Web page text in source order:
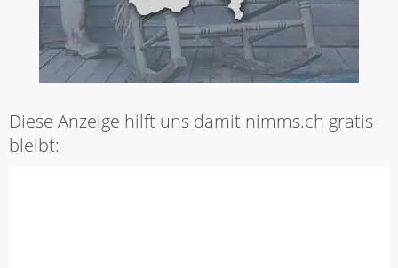
Diese Anzeige hilft uns damit nimms.ch gratis
bleibt: